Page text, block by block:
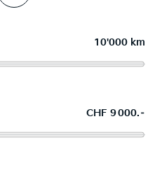
10'000 km
CHF 9 000.–